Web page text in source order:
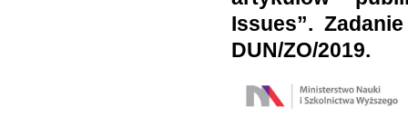
Issues”.
DUN/ZO/2019.